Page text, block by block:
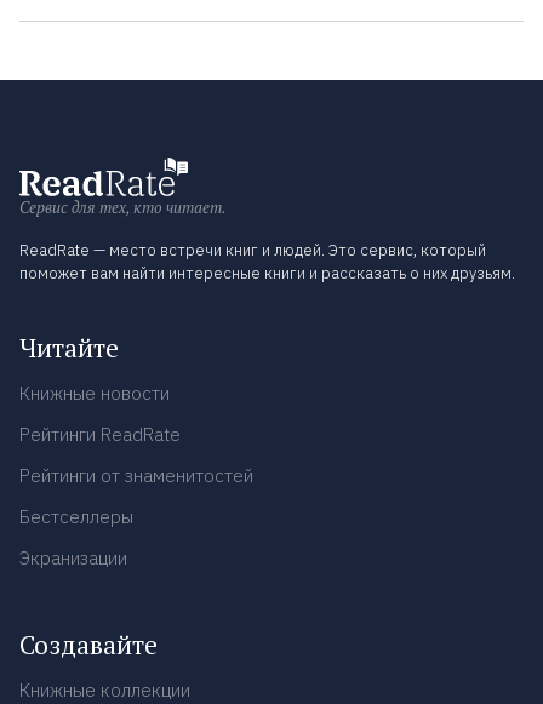
Сервис для тех, кто читает.
ReadRate — место встречи книг и людей. Это сервис, который
поможет вам найти интересные книги и рассказать о них друзьям.
Читайте
Книжные новости
Рейтинги ReadRate
Рейтинги от знаменитостей
Бестселлеры
Экранизации
Создавайте
Книжные коллекции